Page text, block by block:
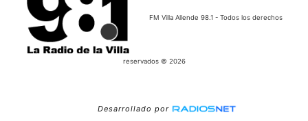
FM Villa Allende 98.1 - Todos los derechos
reservados © 2026
Desarrollado por